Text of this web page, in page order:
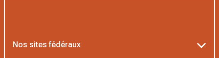
Nos sites fédéraux